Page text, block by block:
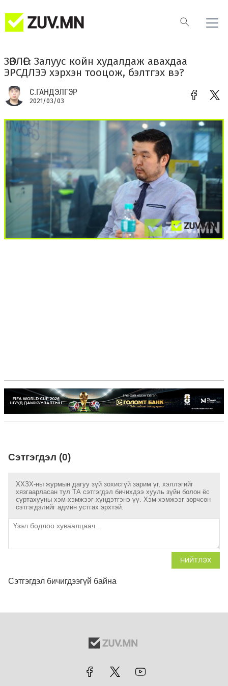
ЗӨВЛӨЕ: Залуус койн худалдаж авахдаа
ЭРСДЛЭЭ хэрхэн тооцож, бэлтгэх вэ?
С.ГАНДЭЛГЭР
2021/03/03
Сэтгэгдэл (0)
ХХЗХ-ны журмын дагуу зүй зохисгүй зарим үг, хэллэгийг
хязгаарласан тул ТА сэтгэгдэл бичихдээ хууль зүйн болон ёс
суртахууны хэм хэмжээг хүндэтгэнэ үү. Хэм хэмжээг зөрчсөн
сэтгэгдэлийг админ устгах эрхтэй.
НИЙТЛЭХ
Сэтгэгдэл бичигдээгүй байна